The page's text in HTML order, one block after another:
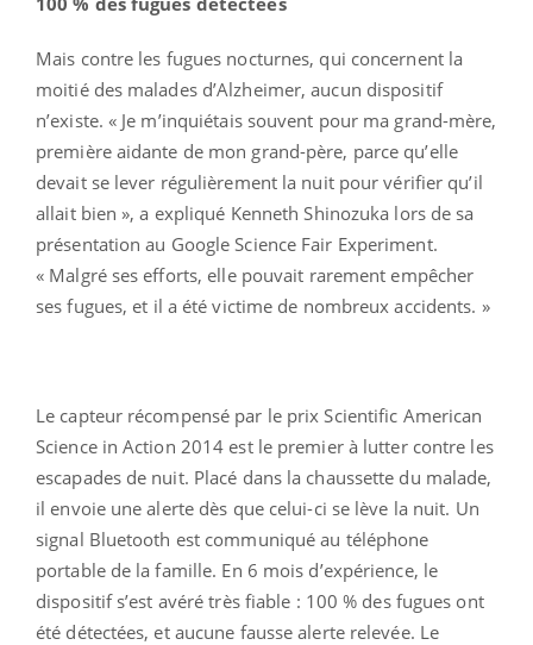
Mais contre les fugues nocturnes, qui concernent la
moitié des malades d’Alzheimer, aucun dispositif
n’existe. « Je m’inquiétais souvent pour ma grand-mère,
première aidante de mon grand-père, parce qu’elle
devait se lever régulièrement la nuit pour vérifier qu’il
allait bien », a expliqué Kenneth Shinozuka lors de sa
présentation au Google Science Fair Experiment.
« Malgré ses efforts, elle pouvait rarement empêcher
ses fugues, et il a été victime de nombreux accidents. »
Le capteur récompensé par le prix Scientific American
Science in Action 2014 est le premier à lutter contre les
escapades de nuit. Placé dans la chaussette du malade,
il envoie une alerte dès que celui-ci se lève la nuit. Un
signal Bluetooth est communiqué au téléphone
portable de la famille. En 6 mois d’expérience, le
dispositif s’est avéré très fiable : 100 % des fugues ont
été détectées, et aucune fausse alerte relevée. Le